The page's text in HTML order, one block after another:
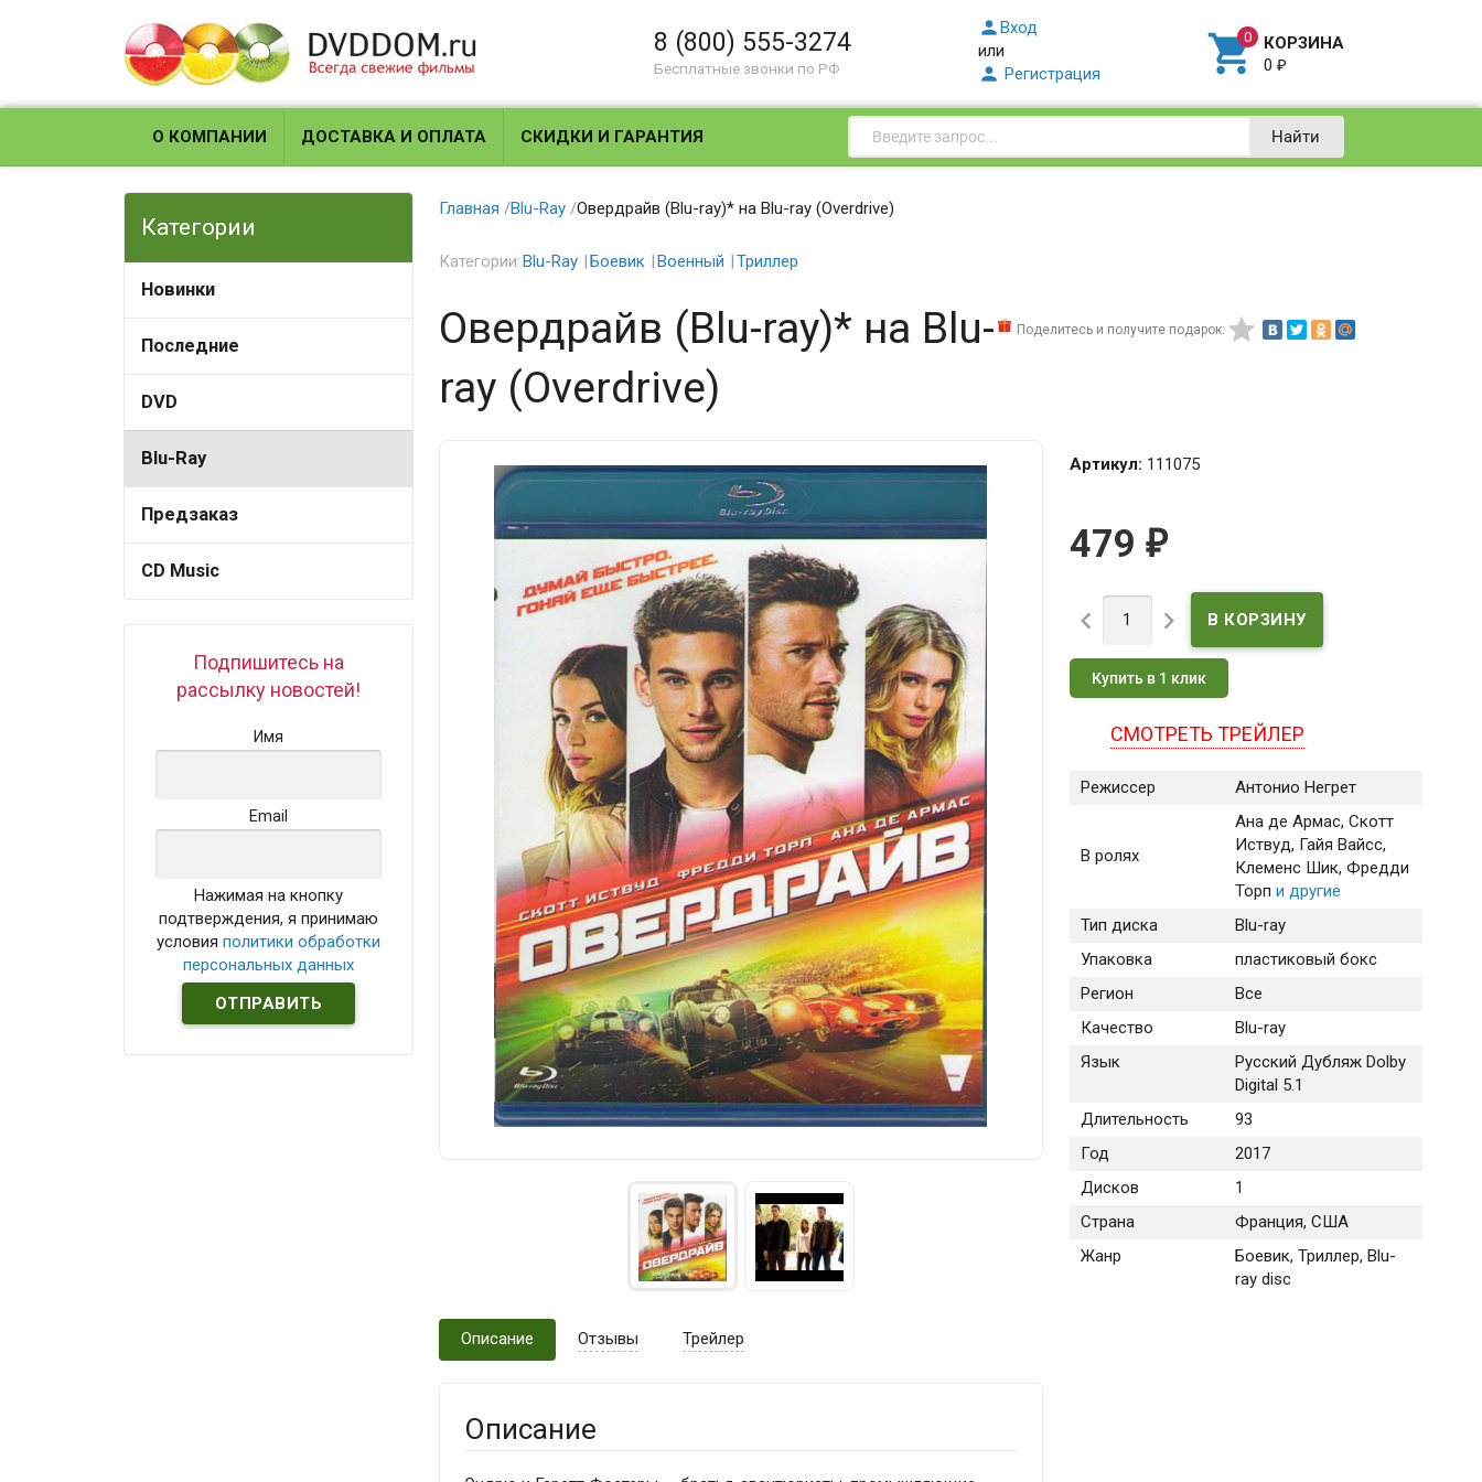
8 (800) 555-3274
Бесплатные звонки по РФ
Вход
или
 Регистрация  КОРЗИНА
0₽
О КОМПАНИИ ДОСТАВКА И ОПЛАТА СКИДКИ И ГАРАНТИЯ Найти
Категории
Новинки
Последние
DVD
Blu-Ray
Предзаказ
CD Music
Подпишитесь на
рассылку новостей!
Имя
Email
Нажимая на кнопку
подтверждения, я принимаю
условияполитики обработки
персональных данных
Главная /Blu-Ray /Овердрайв (Blu-ray)* на Blu-ray (Overdrive)
Категории:Blu-Ray Боевик Военный Триллер
Поделитесь и получите подарок: 
Овердрайв (Blu-ray)* на Blu-
ray (Overdrive)
Артикул: 111075
479 ₽
 
Купить в 1 клик
СМОТРЕТЬ ТРЕЙЛЕР
Режиссер Антонио Негрет
В ролях
Ана де Армас, Скотт
Иствуд, Гайя Вайсс,
Клеменс Шик, Фредди
Торп и другие
Тип диска
Blu-ray
Упаковка
пластиковый бокс
Регион
Все
Качество
Blu-ray
Язык
Русский Дубляж Dolby
Digital 5.1
Длительность
93
Год
2017
Дисков
1
Страна
Франция, США
Жанр
Боевик, Триллер, Blu-
ray disc
Описание Отзывы Трейлер
Описание